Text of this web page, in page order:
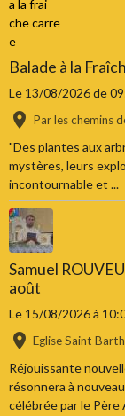
Balade à la
Le 13/08/2026de
Par les chemins
"Des plantes aux
mystères, leurs
incontournable et ...
Samuel
août
Le 15/08/2026à
Eglise Saint
Réjouissante
résonnera à
célébrée par le Père